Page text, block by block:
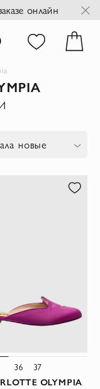
онлайн
новые
36 37
OLYMPIA